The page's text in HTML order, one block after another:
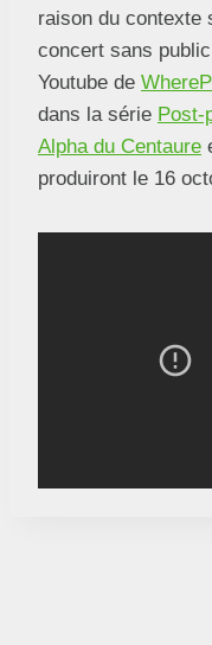
raison du contexte
concert sans
Youtube de
dans la série Post-
Alpha du Centaure
produiront le 16